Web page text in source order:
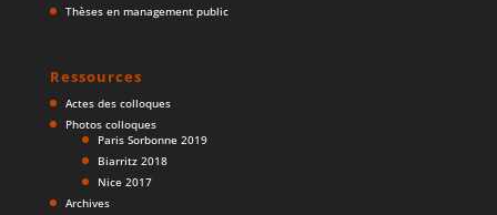
Thèses en management public
Ressources
Actes des colloques
Photos colloques
Paris Sorbonne 2019
Biarritz 2018
Nice 2017
Archives